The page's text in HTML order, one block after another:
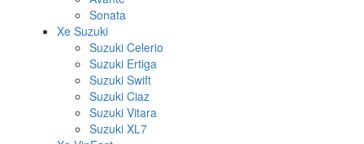
Sonata
Xe Suzuki
Suzuki Celerio
Suzuki Ertiga
Suzuki Swift
Suzuki Ciaz
Suzuki Vitara
Suzuki XL7